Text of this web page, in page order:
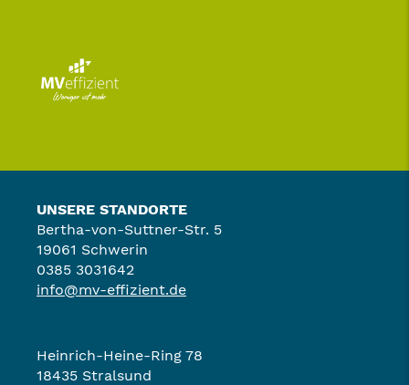
UNSERE STANDORTE
Bertha-von-Suttner-Str. 5
19061 Schwerin
0385 3031642
info@mv-effizient.de
Heinrich-Heine-Ring 78
18435 Stralsund